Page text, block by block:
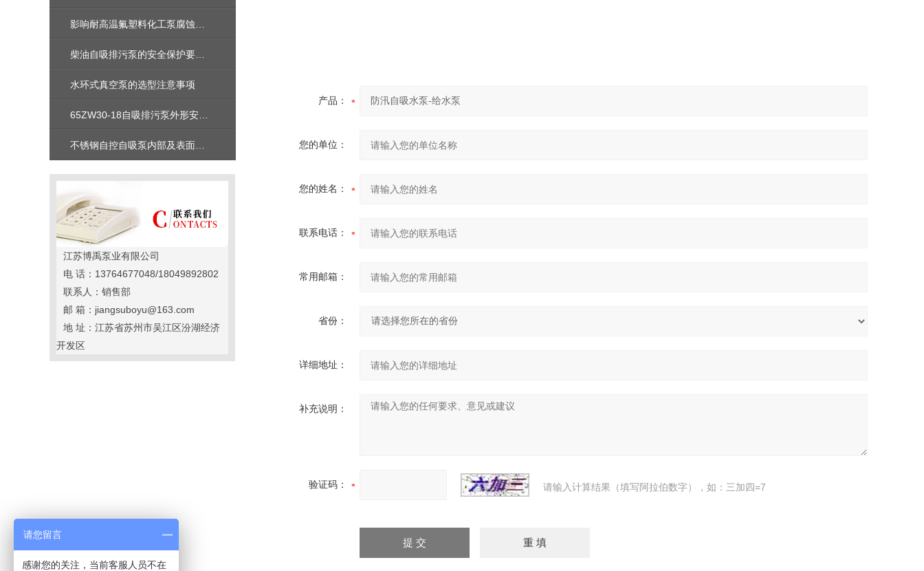
影响耐高温氟塑料化工泵腐蚀的内外原因
柴油自吸排污泵的安全保护要点有哪几点
水环式真空泵的选型注意事项
65ZW30-18自吸排污泵外形安装尺寸图及性能参数曲线图及价格
不锈钢自控自吸泵内部及表面该如何保护
江苏博禹泵业有限公司
电 话：13764677048/18049892802
联系人：销售部
邮 箱：jiangsuboyu@163.com
地 址：江苏省苏州市吴江区汾湖经济
开发区
产品：
您的单位：
您的姓名：
联系电话：
常用邮箱：
省份：
详细地址：
补充说明：
验证码： 请输入计算结果（填写阿拉伯数字），如：三加四=7
请您留言
感谢您的关注，当前客服人员不在